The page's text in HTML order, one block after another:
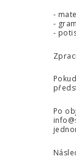
-
-
-
Po